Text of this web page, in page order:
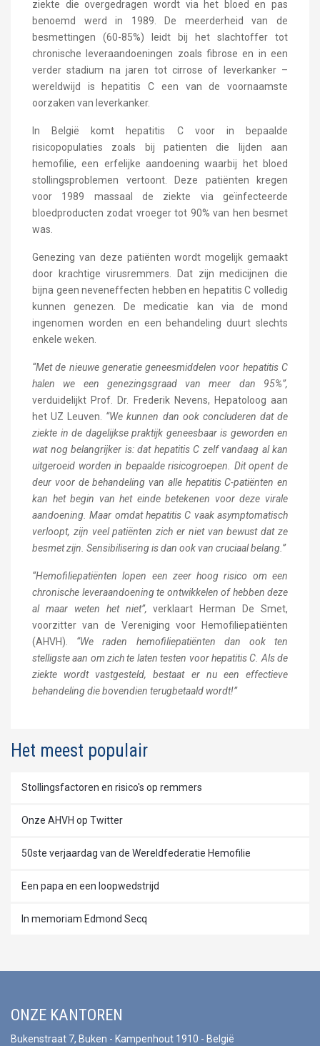
ziekte die overgedragen wordt via het bloed en pas
benoemd werd in 1989. De meerderheid van de
besmettingen (60-85%) leidt bij het slachtoffer tot
chronische leveraandoeningen zoals fibrose en in een
verder stadium na jaren tot cirrose of leverkanker –
wereldwijd is hepatitis C een van de voornaamste
oorzaken van leverkanker.
In België komt hepatitis C voor in bepaalde
risicopopulaties zoals bij patienten die lijden aan
hemofilie, een erfelijke aandoening waarbij het bloed
stollingsproblemen vertoont. Deze patiënten kregen
voor 1989 massaal de ziekte via geïnfecteerde
bloedproducten zodat vroeger tot 90% van hen besmet
was.
Genezing van deze patiënten wordt mogelijk gemaakt
door krachtige virusremmers. Dat zijn medicijnen die
bijna geen neveneffecten hebben en hepatitis C volledig
kunnen genezen. De medicatie kan via de mond
ingenomen worden en een behandeling duurt slechts
enkele weken.
“Met de nieuwe generatie geneesmiddelen voor hepatitis C
halen we een genezingsgraad van meer dan 95%”,
verduidelijkt Prof. Dr. Frederik Nevens, Hepatoloog aan
het UZ Leuven. “We kunnen dan ook concluderen dat de
ziekte in de dagelijkse praktijk geneesbaar is geworden en
wat nog belangrijker is: dat hepatitis C zelf vandaag al kan
uitgeroeid worden in bepaalde risicogroepen. Dit opent de
deur voor de behandeling van alle hepatitis C-patiënten en
kan het begin van het einde betekenen voor deze virale
aandoening. Maar omdat hepatitis C vaak asymptomatisch
verloopt, zijn veel patiënten zich er niet van bewust dat ze
besmet zijn. Sensibilisering is dan ook van cruciaal belang.”
“Hemofiliepatiënten lopen een zeer hoog risico om een
chronische leveraandoening te ontwikkelen of hebben deze
al maar weten het niet”, verklaart Herman De Smet,
voorzitter van de Vereniging voor Hemofiliepatiënten
(AHVH). “We raden hemofiliepatiënten dan ook ten
stelligste aan om zich te laten testen voor hepatitis C. Als de
ziekte wordt vastgesteld, bestaat er nu een effectieve
behandeling die bovendien terugbetaald wordt!”
Het meest populair
Stollingsfactoren en risico's op remmers
Onze AHVH op Twitter
50ste verjaardag van de Wereldfederatie Hemofilie
Een papa en een loopwedstrijd
In memoriam Edmond Secq
ONZE KANTOREN
Bukenstraat 7, Buken - Kampenhout 1910 - België